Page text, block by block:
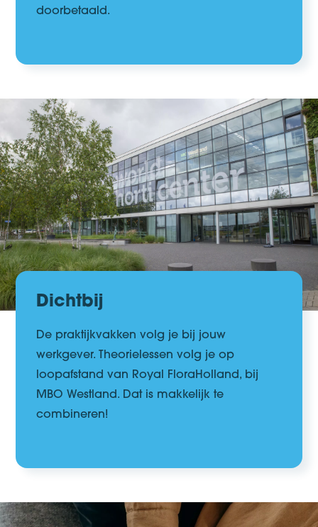
doorbetaald.
Dichtbij
De praktijkvakken volg je bij jouw
werkgever. Theorielessen volg je op
loopafstand van Royal FloraHolland, bij
MBO Westland. Dat is makkelijk te
combineren!